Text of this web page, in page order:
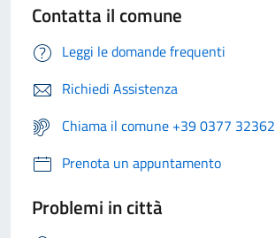
Contatta il comune
Leggi le domande frequenti
Richiedi Assistenza
Chiama il comune +39 0377 32362
Prenota un appuntamento
Problemi in città